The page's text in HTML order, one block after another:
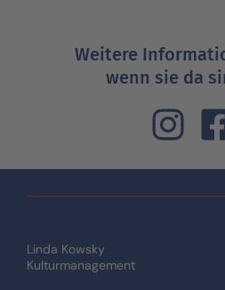
Weitere
wenn sie da
Linda Kowsky
Kulturmanagement